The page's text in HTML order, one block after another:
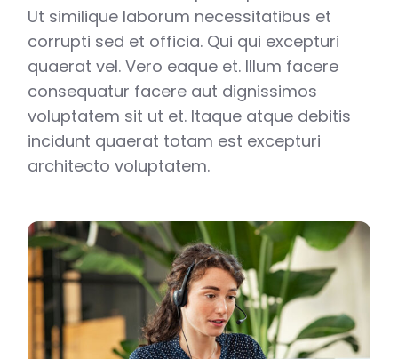
Ut similique laborum necessitatibus et
corrupti sed et officia. Qui qui excepturi
quaerat vel. Vero eaque et. Illum facere
consequatur facere aut dignissimos
voluptatem sit ut et. Itaque atque debitis
incidunt quaerat totam est excepturi
architecto voluptatem.